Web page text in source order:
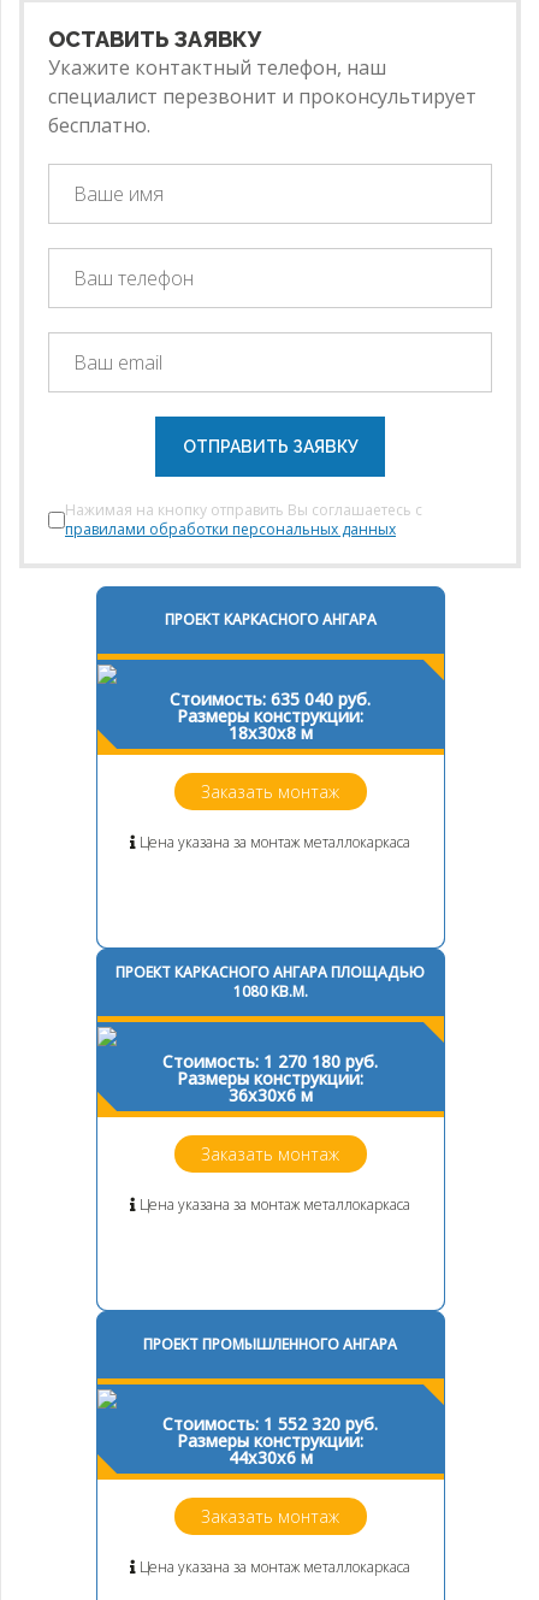
ОСТАВИТЬ ЗАЯВКУ
Укажите контактный телефон, наш
специалист перезвонит и проконсультирует
бесплатно.
ОТПРАВИТЬ ЗАЯВКУ
Нажимая на кнопку отправить Вы соглашаетесь с
правилами обработки персональных данных
ПРОЕКТ КАРКАСНОГО АНГАРА
Стоимость: 635 040 руб.
Размеры конструкции:
18х30х8 м
Заказать монтаж
Цена указана за монтаж металлокаркаса
ПРОЕКТ КАРКАСНОГО АНГАРА ПЛОЩАДЬЮ
1080 КВ.М.
Стоимость: 1 270 180 руб.
Размеры конструкции:
36х30х6 м
Заказать монтаж
Цена указана за монтаж металлокаркаса
ПРОЕКТ ПРОМЫШЛЕННОГО АНГАРА
Стоимость: 1 552 320 руб.
Размеры конструкции:
44х30х6 м
Заказать монтаж
Цена указана за монтаж металлокаркаса